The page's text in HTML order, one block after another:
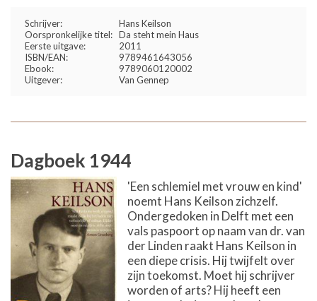
Schrijver:
Hans Keilson
Oorspronkelijke titel: Da steht mein Haus
Eerste uitgave:
2011
ISBN/EAN:
9789461643056
Ebook:
9789060120002
Uitgever:
Van Gennep
Dagboek 1944
'Een schlemiel met vrouw en kind'
noemt Hans Keilson zichzelf.
Ondergedoken in Delft met een
vals paspoort op naam van dr. van
der Linden raakt Hans Keilson in
een diepe crisis. Hij twijfelt over
zijn toekomst. Moet hij schrijver
worden of arts? Hij heeft een